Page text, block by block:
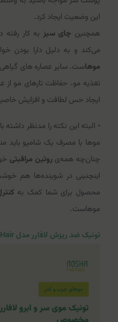
این وضعیت ایجاد کرد.
همچنین چای سبز به کار
می‌کند و به دلیل دارا بودن
موهاست. سایر عصاره های گیاهی
تغذیه مو، حفاظت تارهای مو
ایجاد حس لطافت و افزایش
• البته این نکته را مدنظر
موها با مصرف یک شامپو باید
چنان‌چه همه‌ی روتین مراقبتی
اینچنینی در شوینده‌ها هم
محصول برای شما کمک به
موهاست.
تونیک ضد ریزش لافارر مدل oily Hair: